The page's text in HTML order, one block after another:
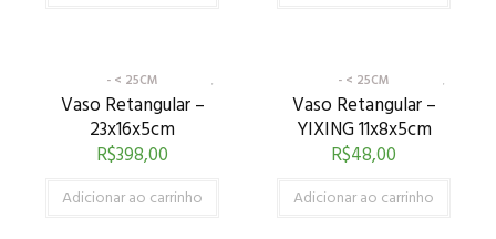
- < 25CM
Vaso Retangular –
23x16x5cm
R$398,00
Adicionar ao carrinho
- < 25CM
Vaso Retangular –
YIXING 11x8x5cm
R$48,00
Adicionar ao carrinho